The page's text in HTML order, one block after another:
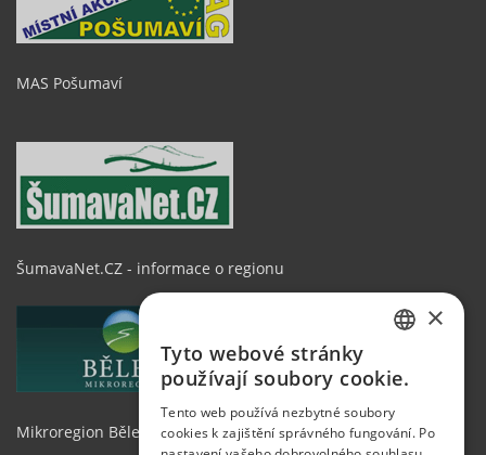
MAS Pošumaví
ŠumavaNet.CZ - informace o regionu
Mikroregion Běleč ENGLISH
×
Tyto webové stránky
používají soubory cookie.
Tento web používá nezbytné soubory
cookies k zajištění správného fungování. Po